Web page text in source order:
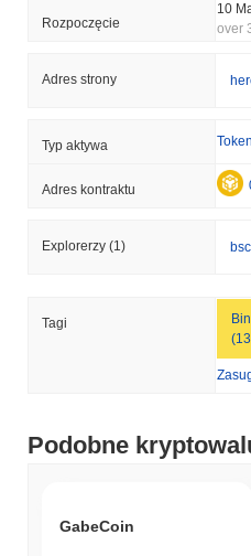
Rozpoczęcie
10
over
Adres strony
Typ aktywa Token
Adres kontraktu
Explorerzy (1)
Tagi
Podobne
GabeCoin